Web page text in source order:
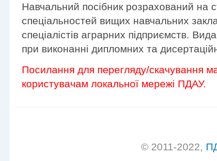
Навчальний посібник розрахований на
спеціальностей вищих навчальних
спеціалістів аграрних підприємств.
при виконанні дипломних та
Посилання для перегляду/скачування
користувачам локальної мережі ПДАУ.
© 2011-2022,